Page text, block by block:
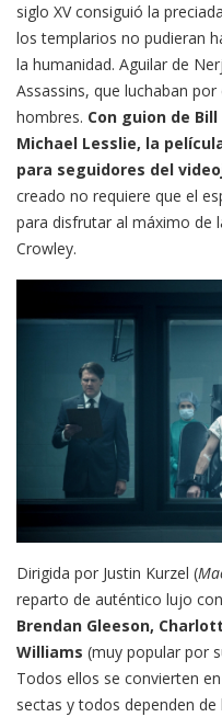
siglo XV consiguió la
los templarios no pudieran
la humanidad. Aguilar de
Assassins, que luchaban
hombres. Con guion de
Michael Lesslie, la
para seguidores del
creado no requiere que el
para disfrutar al máximo de
Crowley.
Dirigida por Justin Kurzel (
reparto de auténtico lujo
Brendan Gleeson,
Williams (muy popular por
Todos ellos se convierten
sectas y todos dependen